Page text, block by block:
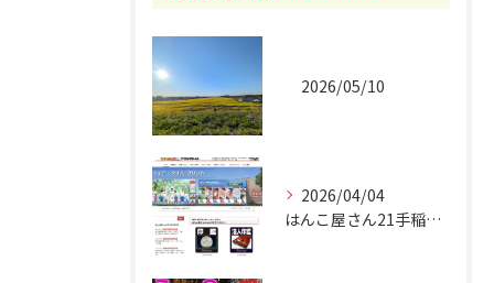
2026/05/10
2026/04/04
はんこ屋さん21手稲駅南口店 オフィシャルホームページリニュ...